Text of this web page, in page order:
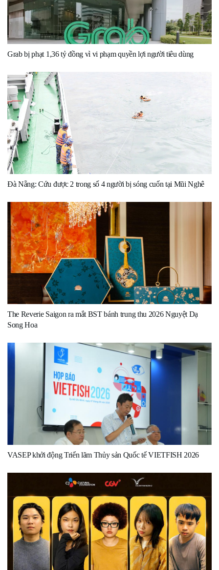
Grab bị phạt 1,36 tỷ đồng vì vi phạm quyền lợi người tiêu dùng
Đà Nẵng: Cứu được 2 trong số 4 người bị sóng cuốn tại Mũi Nghê
The Reverie Saigon ra mắt BST bánh trung thu 2026 Nguyệt Dạ
Song Hoa
VASEP khởi động Triển lãm Thủy sản Quốc tế VIETFISH 2026